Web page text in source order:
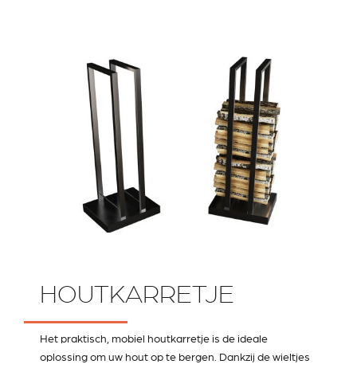
HOUTKARRETJE
Het praktisch, mobiel houtkarretje is de ideale
oplossing om uw hout op te bergen. Dankzij de wieltjes